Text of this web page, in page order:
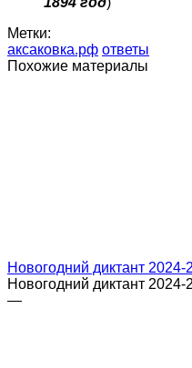
Метки:
аксаковка.рф ответы
Похожие материалы
Новогодний диктант 2024-
Новогодний диктант 2024-
—